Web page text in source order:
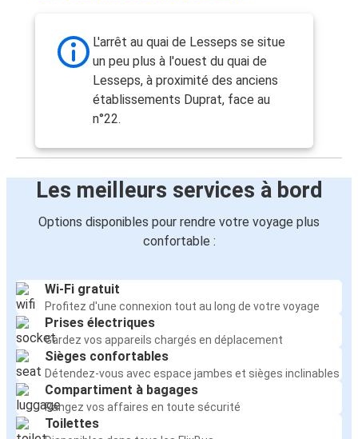
L'arrêt au quai de Lesseps se situe
un peu plus à l'ouest du quai de
Lesseps, à proximité des anciens
établissements Duprat, face au
n°22.
Les meilleurs services à bord
Options disponibles pour rendre votre voyage plus
confortable :
Wi-Fi gratuit
Profitez d'une connexion tout au long de votre voyage
Prises électriques
Gardez vos appareils chargés en déplacement
Sièges confortables
Détendez-vous avec espace jambes et sièges inclinables
Compartiment à bagages
Rangez vos affaires en toute sécurité
Toilettes